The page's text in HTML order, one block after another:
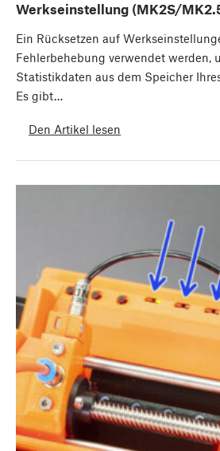
Werkseinstellung (MK2S/
Ein Rücksetzen auf
Fehlerbehebung verwendet werden,
Statistikdaten aus dem Speicher
Es gibt…
Den Artikel lesen